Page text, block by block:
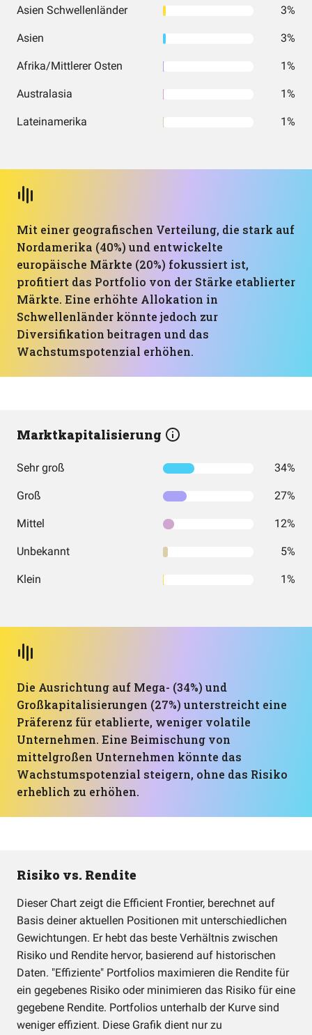
Asien Schwellenländer 3%
Asien 3%
Afrika/Mittlerer Osten 1%
Australasia 1%
Lateinamerika 1%
Mit einer geografischen Verteilung, die stark auf
Nordamerika (40%) und entwickelte
europäische Märkte (20%) fokussiert ist,
profitiert das Portfolio von der Stärke etablierter
Märkte. Eine erhöhte Allokation in
Schwellenländer könnte jedoch zur
Diversifikation beitragen und das
Wachstumspotenzial erhöhen.
Marktkapitalisierung
Sehr groß 34%
Groß 27%
Mittel 12%
Unbekannt 5%
Klein 1%
Die Ausrichtung auf Mega- (34%) und
Großkapitalisierungen (27%) unterstreicht eine
Präferenz für etablierte, weniger volatile
Unternehmen. Eine Beimischung von
mittelgroßen Unternehmen könnte das
Wachstumspotenzial steigern, ohne das Risiko
erheblich zu erhöhen.
Risiko vs. Rendite
Dieser Chart zeigt die Efficient Frontier, berechnet auf
Basis deiner aktuellen Positionen mit unterschiedlichen
Gewichtungen. Er hebt das beste Verhältnis zwischen
Risiko und Rendite hervor, basierend auf historischen
Daten. "Effiziente" Portfolios maximieren die Rendite für
ein gegebenes Risiko oder minimieren das Risiko für eine
gegebene Rendite. Portfolios unterhalb der Kurve sind
weniger effizient. Diese Grafik dient nur zu